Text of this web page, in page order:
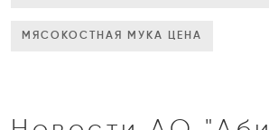
МЯСОКОСТНАЯ МУКА ЦЕНА